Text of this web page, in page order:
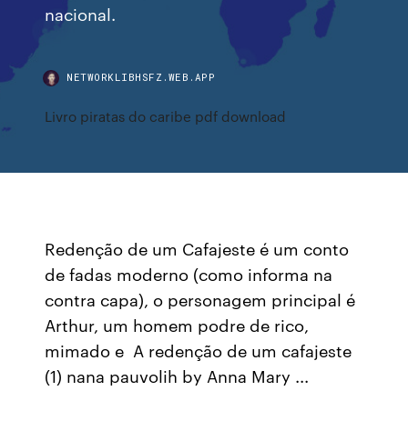
nacional.
NETWORKLIBHSFZ.WEB.APP
Livro piratas do caribe pdf download
Redenção de um Cafajeste é um conto
de fadas moderno (como informa na
contra capa), o personagem principal é
Arthur, um homem podre de rico,
mimado e A redenção de um cafajeste
(1) nana pauvolih by Anna Mary ...